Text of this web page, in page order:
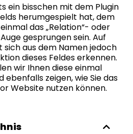
ein bisschen mit dem Plugin
herumgespielt hat, dem
das „Relation“- oder
gesprungen sein. Auf
sich aus dem Namen jedoch
dieses Feldes erkennen.
wir Ihnen diese einmal
zeigen, wie Sie das
Website nutzen können.